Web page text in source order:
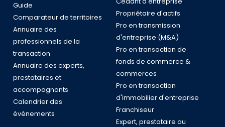
Guide
Comparateur de territoires
Annuaire des
professionnels de la
transaction
Annuaire des experts,
prestataires et
accompagnants
Calendrier des
événements
Propriétaire d'actifs
Pro en transmission
d'entreprise (M&A)
Pro en transaction de
fonds de commerce &
commerces
Pro en transaction
d'immobilier d'entreprise
Franchiseur
Expert, prestataire ou